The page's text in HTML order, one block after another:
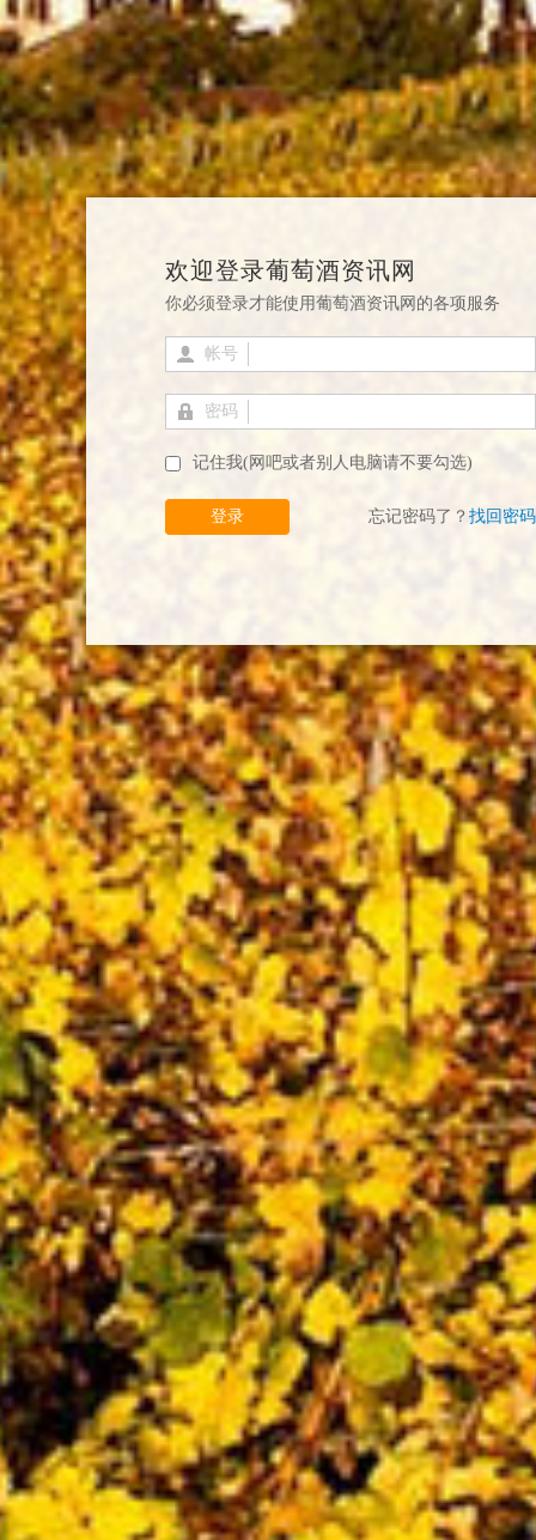
欢迎登录葡萄酒资讯网
你必须登录才能使用葡萄酒资讯网的各项服务
帐号
密码
记住我(网吧或者别人电脑请不要勾选)
登录 忘记密码了？ 找回密码